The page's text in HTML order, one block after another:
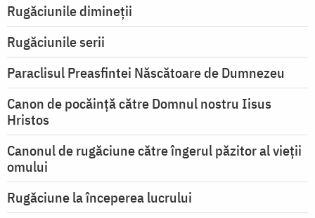
Rugăciunile dimineții
Rugăciunile serii
Paraclisul Preasfintei Născătoare de Dumnezeu
Canon de pocăință către Domnul nostru Iisus
Hristos
Canonul de rugăciune către îngerul păzitor al vieții
omului
Rugăciune la începerea lucrului